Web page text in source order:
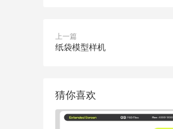
上一篇
纸袋模型样机
猜你喜欢